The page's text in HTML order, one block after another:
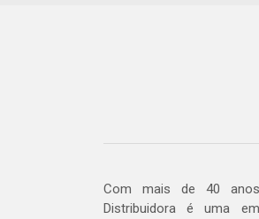
Com mais de 40
Distribuidora é uma